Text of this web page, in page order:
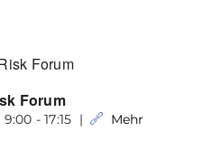
Forum
9:00 - 17:15 |
Mehr